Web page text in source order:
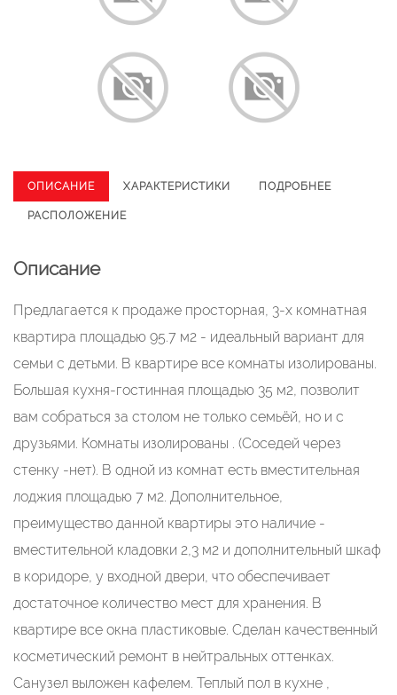
ОПИСАНИЕ ХАРАКТЕРИСТИКИ ПОДРОБНЕЕ
РАСПОЛОЖЕНИЕ
Описание
Предлагается к продаже просторная, 3-х комнатная
квартира площадью 95.7 м2 - идеальный вариант для
семьи с детьми. В квартире все комнаты изолированы.
Большая кухня-гостинная площадью 35 м2, позволит
вам собраться за столом не только семьёй, но и с
друзьями. Комнаты изолированы . (Соседей через
стенку -нет). В одной из комнат есть вместительная
лоджия площадью 7 м2. Дополнительное,
преимущество данной квартиры это наличие -
вместительной кладовки 2,3 м2 и дополнительный шкаф
в коридоре, у входной двери, что обеспечивает
достаточное количество мест для хранения. В
квартире все окна пластиковые. Сделан качественный
косметический ремонт в нейтральных оттенках.
Санузел выложен кафелем. Теплый пол в кухне ,